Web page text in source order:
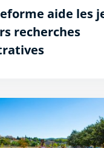
aide les
recherches
des